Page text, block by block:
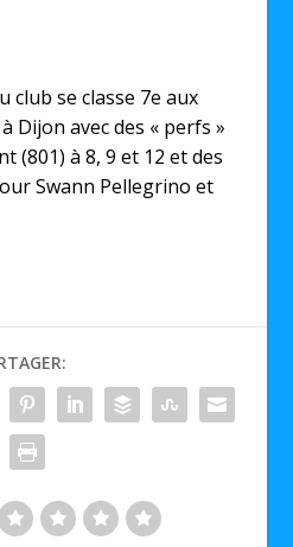
club se classe 7e aux
Dijon avec des « perfs »
(801) à 8, 9 et 12 et des
Swann Pellegrino et